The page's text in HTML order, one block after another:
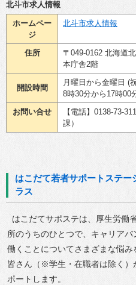
北斗市求人情報
ホームペー
ジ
北斗市求人情報
住所
〒049-0162 北海道
本庁舎2階
開設時間
月曜日から金曜日 (
8時30分から17時00
お問い合せ
【電話】0138-73-
課）
はこだて若者サポートステ
ラス
はこだてサポステは、厚生労働
所のうちのひとつで、キャリアバ
働くことについてさまざまな悩
皆さん（※学生・在職者は除く）
ポートします。